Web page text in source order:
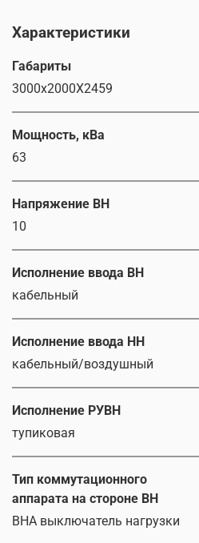
Характеристики
Габариты
3000х2000Х2459
Мощность, кВа
63
Напряжение ВН
10
Исполнение ввода ВН
кабельный
Исполнение ввода НН
кабельный/воздушный
Исполнение РУВН
тупиковая
Тип коммутационного
аппарата на стороне ВН
ВНА выключатель нагрузки